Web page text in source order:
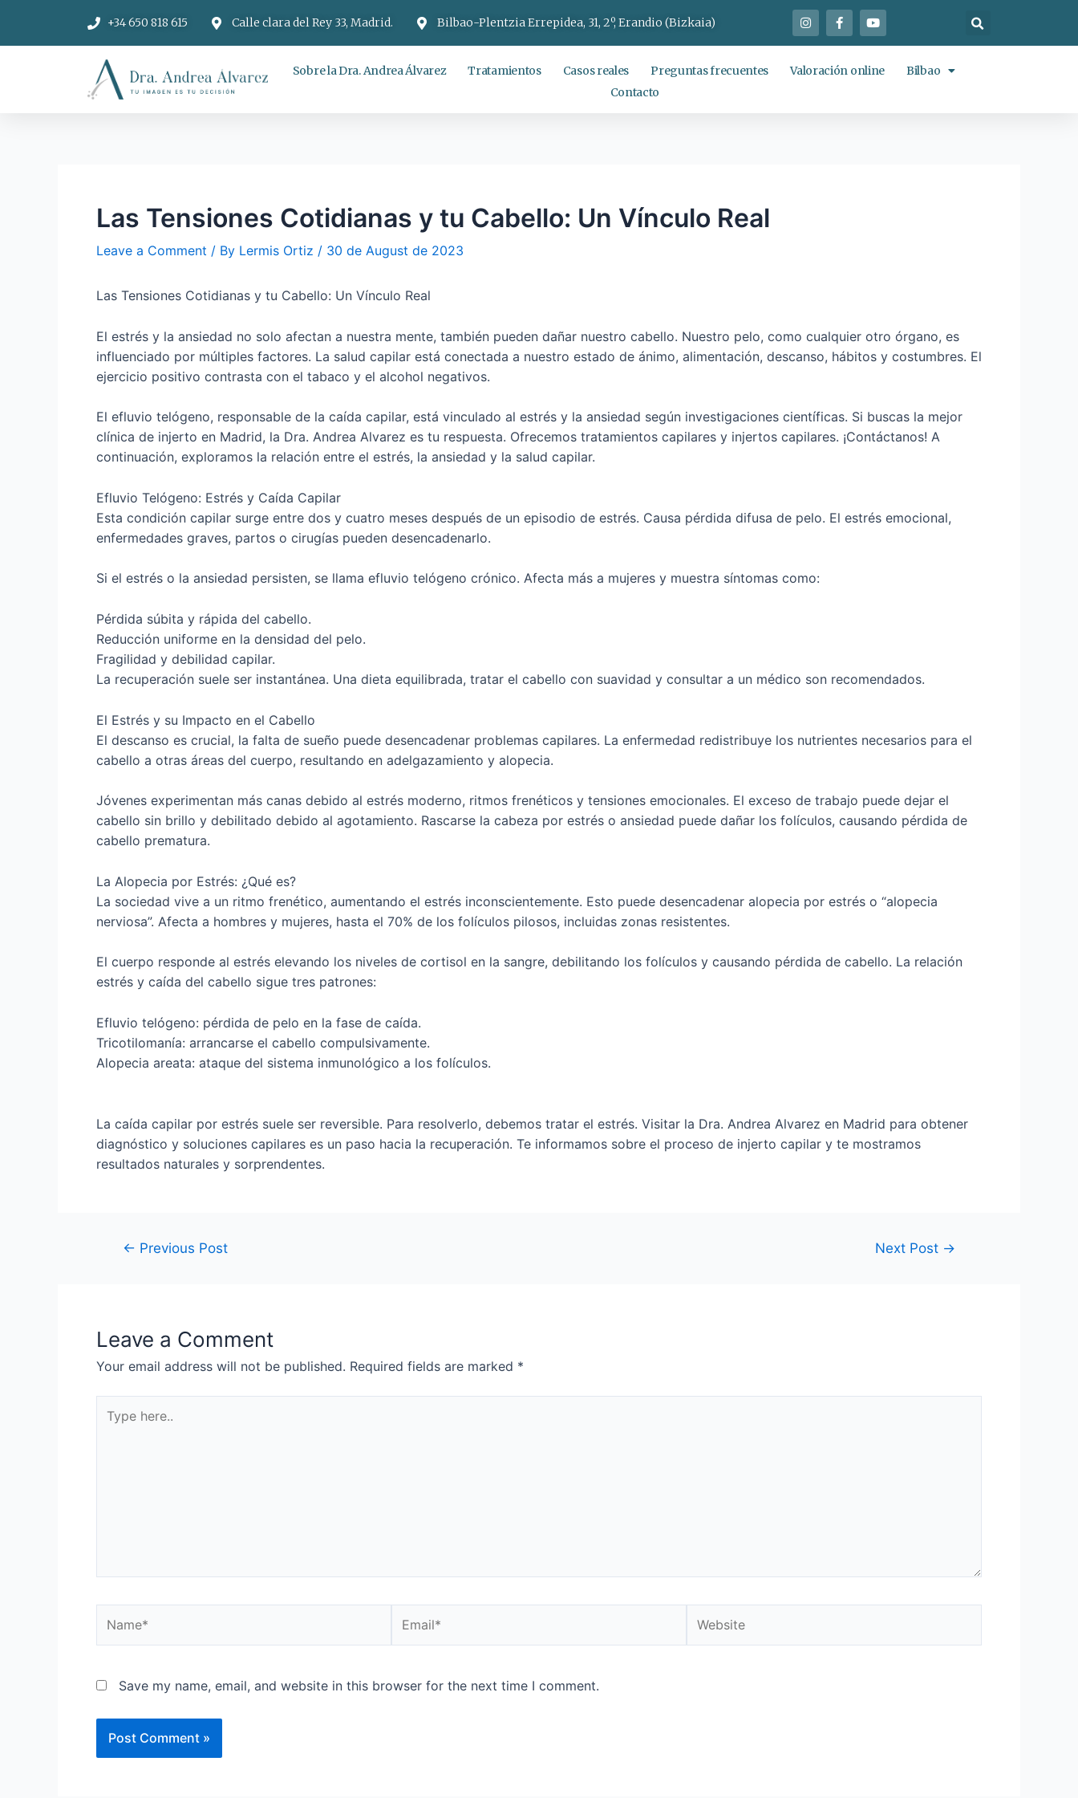
+34 650 818 615 Calle clara del Rey 33, Madrid. Bilbao-Plentzia Errepidea, 31, 2º, Erandio (Bizkaia)
Sobre la Dra. Andrea Álvarez Tratamientos Casos reales Preguntas frecuentes Valoración online
Bilbao
Contacto
Las Tensiones Cotidianas y tu Cabello: Un Vínculo Real
Leave a Comment / By Lermis Ortiz / 30 de August de 2023
Las Tensiones Cotidianas y tu Cabello: Un Vínculo Real
El estrés y la ansiedad no solo afectan a nuestra mente, también pueden dañar nuestro cabello. Nuestro pelo, como cualquier otro órgano, es
influenciado por múltiples factores. La salud capilar está conectada a nuestro estado de ánimo, alimentación, descanso, hábitos y costumbres. El
ejercicio positivo contrasta con el tabaco y el alcohol negativos.
El efluvio telógeno, responsable de la caída capilar, está vinculado al estrés y la ansiedad según investigaciones científicas. Si buscas la mejor
clínica de injerto en Madrid, la Dra. Andrea Alvarez es tu respuesta. Ofrecemos tratamientos capilares y injertos capilares. ¡Contáctanos! A
continuación, exploramos la relación entre el estrés, la ansiedad y la salud capilar.
Efluvio Telógeno: Estrés y Caída Capilar
Esta condición capilar surge entre dos y cuatro meses después de un episodio de estrés. Causa pérdida difusa de pelo. El estrés emocional,
enfermedades graves, partos o cirugías pueden desencadenarlo.
Si el estrés o la ansiedad persisten, se llama efluvio telógeno crónico. Afecta más a mujeres y muestra síntomas como:
Pérdida súbita y rápida del cabello.
Reducción uniforme en la densidad del pelo.
Fragilidad y debilidad capilar.
La recuperación suele ser instantánea. Una dieta equilibrada, tratar el cabello con suavidad y consultar a un médico son recomendados.
El Estrés y su Impacto en el Cabello
El descanso es crucial, la falta de sueño puede desencadenar problemas capilares. La enfermedad redistribuye los nutrientes necesarios para el
cabello a otras áreas del cuerpo, resultando en adelgazamiento y alopecia.
Jóvenes experimentan más canas debido al estrés moderno, ritmos frenéticos y tensiones emocionales. El exceso de trabajo puede dejar el
cabello sin brillo y debilitado debido al agotamiento. Rascarse la cabeza por estrés o ansiedad puede dañar los folículos, causando pérdida de
cabello prematura.
La Alopecia por Estrés: ¿Qué es?
La sociedad vive a un ritmo frenético, aumentando el estrés inconscientemente. Esto puede desencadenar alopecia por estrés o “alopecia
nerviosa”. Afecta a hombres y mujeres, hasta el 70% de los folículos pilosos, incluidas zonas resistentes.
El cuerpo responde al estrés elevando los niveles de cortisol en la sangre, debilitando los folículos y causando pérdida de cabello. La relación
estrés y caída del cabello sigue tres patrones:
Efluvio telógeno: pérdida de pelo en la fase de caída.
Tricotilomanía: arrancarse el cabello compulsivamente.
Alopecia areata: ataque del sistema inmunológico a los folículos.
La caída capilar por estrés suele ser reversible. Para resolverlo, debemos tratar el estrés. Visitar la Dra. Andrea Alvarez en Madrid para obtener
diagnóstico y soluciones capilares es un paso hacia la recuperación. Te informamos sobre el proceso de injerto capilar y te mostramos
resultados naturales y sorprendentes.
← Previous Post Next Post →
Leave a Comment
Your email address will not be published. Required fields are marked *
Save my name, email, and website in this browser for the next time I comment.